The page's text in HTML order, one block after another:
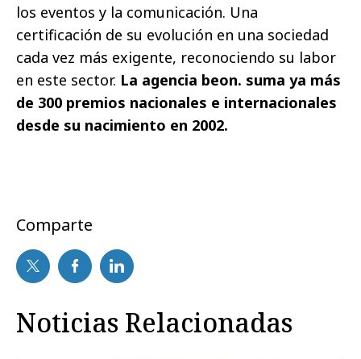
los eventos y la comunicación. Una
certificación de su evolución en una sociedad
cada vez más exigente, reconociendo su labor
en este sector. La agencia beon. suma ya más
de 300 premios nacionales e internacionales
desde su nacimiento en 2002.
Comparte
Noticias Relacionadas